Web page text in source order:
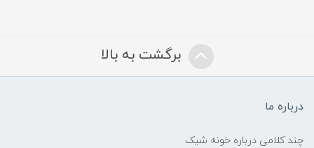
برگشت به بالا
درباره ما
چند کلامی درباره خونه شیک